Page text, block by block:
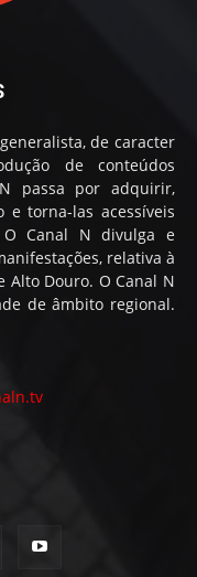
de caracter
de conteúdos
passa por adquirir,
torna-las acessíveis
Canal N divulga e
relativa à
Alto Douro. O Canal N
de âmbito regional.